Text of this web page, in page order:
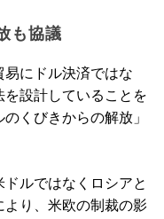
も協議
にドル決済ではな
を設計していることを
くびきからの解放」
ルではなくロシアと
り、米欧の制裁の影